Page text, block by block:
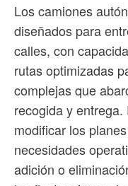
Los camiones
diseñados para
calles, con
rutas optimizadas
complejas que
recogida y
modificar los
necesidades
adición o